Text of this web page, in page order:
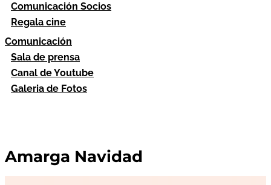
Comunicación Socios
Regala cine
Comunicación
Sala de prensa
Canal de Youtube
Galeria de Fotos
Amarga Navidad